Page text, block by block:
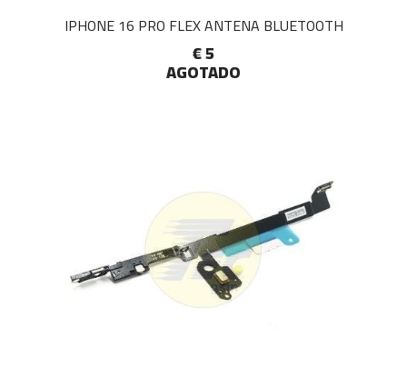
IPHONE 16 PRO FLEX ANTENA BLUETOOTH
€ 5
AGOTADO